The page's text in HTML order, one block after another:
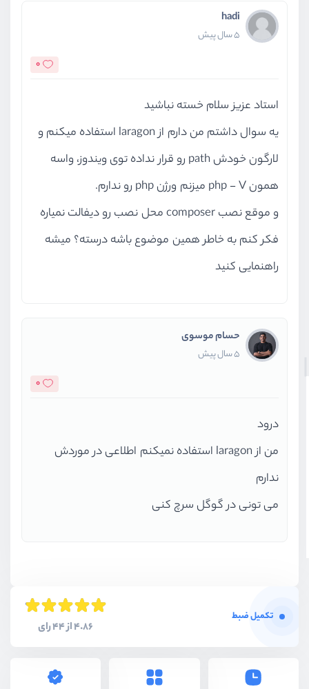
hadi
5 سال پیش
0
استاد عزیز سلام خسته نباشید
یه سوال داشتم من دارم از laragon استفاده میکنم و
لارگون خودش path رو قرار نداده توی ویندوز، واسه
همون php - V میزنم ورژن php رو ندارم.
و موقع نصب composer محل نصب رو دیفالت نمیاره
فکر کنم به خاطر همین موضوع باشه درسته؟ میشه
راهنمایی کنید
حسام موسوی
5 سال پیش
0
درود
من از laragon استفاده نمیکنم اطلاعی در موردش
ندارم
می تونی در گوگل سرچ کنی
تکمیل ضبط
4.86 از 44 رای